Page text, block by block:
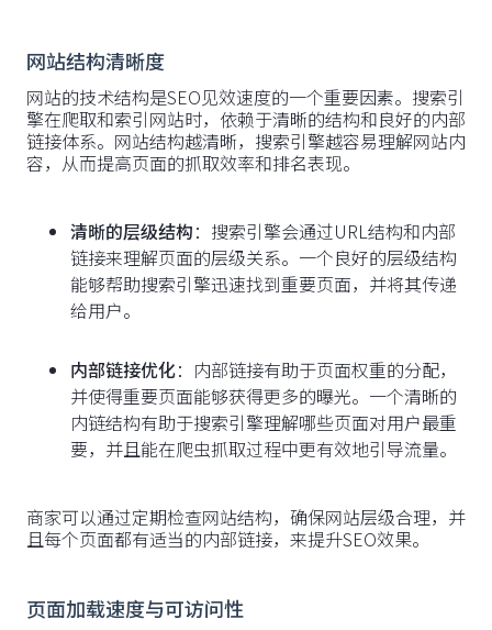
网站结构清晰度
网站的技术结构是SEO见效速度的一个重要因素。搜索引
擎在爬取和索引网站时，依赖于清晰的结构和良好的内部
链接体系。网站结构越清晰，搜索引擎越容易理解网站内
容，从而提高页面的抓取效率和排名表现。
清晰的层级结构：搜索引擎会通过URL结构和内部
链接来理解页面的层级关系。一个良好的层级结构
能够帮助搜索引擎迅速找到重要页面，并将其传递
给用户。
内部链接优化：内部链接有助于页面权重的分配，
并使得重要页面能够获得更多的曝光。一个清晰的
内链结构有助于搜索引擎理解哪些页面对用户最重
要，并且能在爬虫抓取过程中更有效地引导流量。
商家可以通过定期检查网站结构，确保网站层级合理，并
且每个页面都有适当的内部链接，来提升SEO效果。
页面加载速度与可访问性